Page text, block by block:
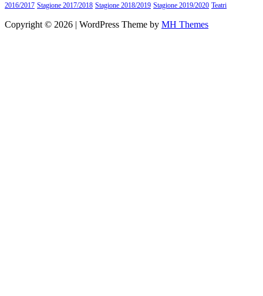
2016/2017 Stagione 2017/2018 Stagione 2018/2019 Stagione 2019/2020 Teatri
Copyright © 2026 | WordPress Theme by MH Themes